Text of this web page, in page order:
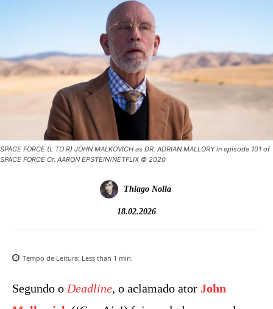
SPACE FORCE (L TO R) JOHN MALKOVICH as DR. ADRIAN MALLORY in episode 101 of
SPACE FORCE Cr. AARON EPSTEIN/NETFLIX © 2020
Thiago Nolla
18.02.2026
Tempo de Leitura: Less than 1 min.
Segundo o Deadline, o aclamado ator John